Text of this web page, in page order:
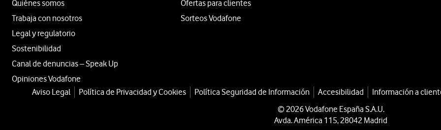
Quiénes somos
Trabaja con nosotros
Legal y regulatorio
Sostenibilidad
Canal de denuncias – Speak Up
Opiniones Vodafone
Ofertas para clientes
Sorteos Vodafone
Aviso Legal Política de Privacidad y Cookies Política Seguridad de Información Accesibilidad Información a
© 2026 Vodafone España S.A.U.
Avda. América 115, 28042 Madrid